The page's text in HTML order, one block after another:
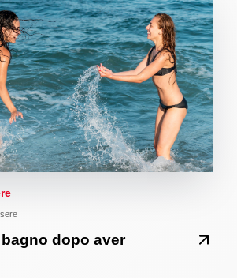
dopo aver